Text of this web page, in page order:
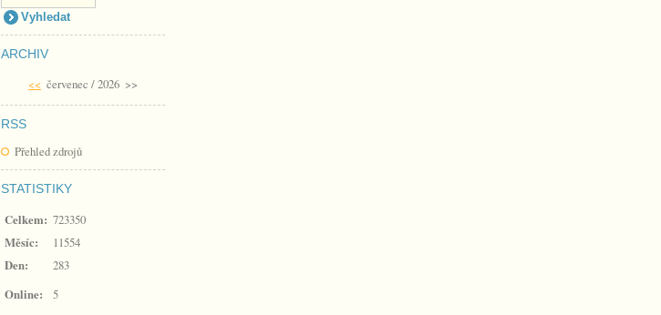
ARCHIV
<< červenec / 2026 >>
RSS
Přehled zdrojů
STATISTIKY
Online: 5
Celkem: 723350
Měsíc:
11554
Den:
283